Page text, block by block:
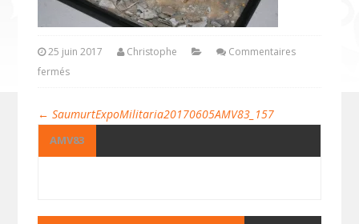
25 juin 2017 Christophe
Commentaires
fermés
← SaumurtExpoMilitaria20170605AMV83_157
AMV83